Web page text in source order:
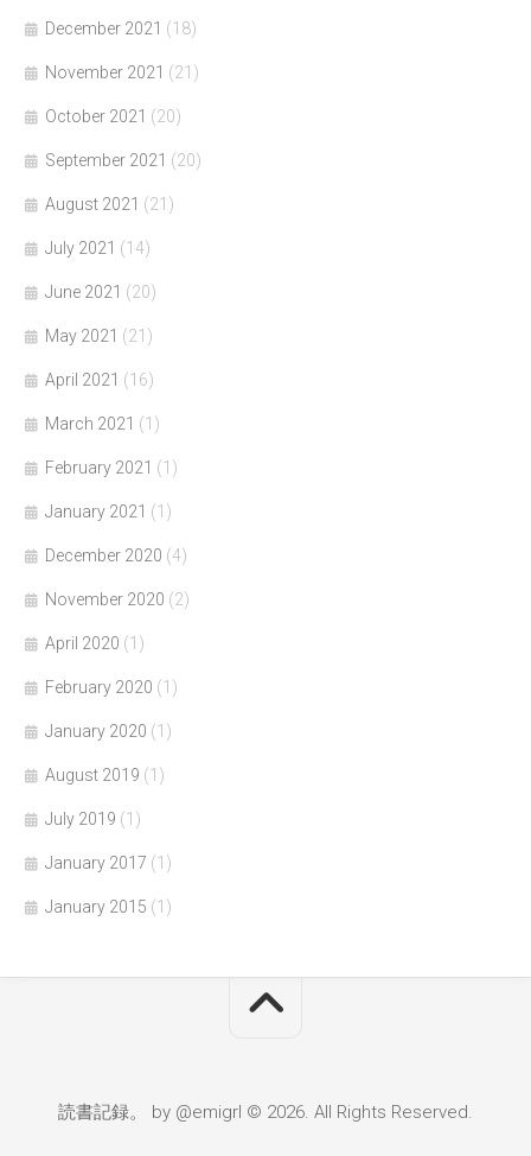
December 2021 (18)
November 2021 (21)
October 2021 (20)
September 2021 (20)
August 2021 (21)
July 2021 (14)
June 2021 (20)
May 2021 (21)
April 2021 (16)
March 2021 (1)
February 2021 (1)
January 2021 (1)
December 2020 (4)
November 2020 (2)
April 2020 (1)
February 2020 (1)
January 2020 (1)
August 2019 (1)
July 2019 (1)
January 2017 (1)
January 2015 (1)
読書記録。 by @emigrl © 2026. All Rights Reserved.